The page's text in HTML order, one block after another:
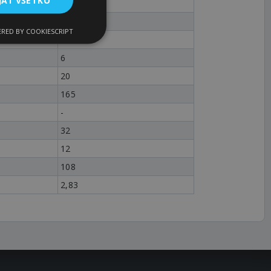
6
20
165
-
32
12
108
2,83
BY COOKIESCRIPT